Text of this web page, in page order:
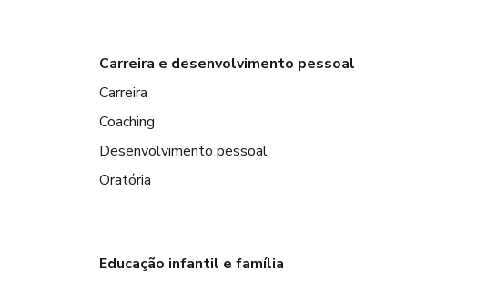
Carreira e desenvolvimento pessoal
Carreira
Coaching
Desenvolvimento pessoal
Oratória
Educação infantil e família